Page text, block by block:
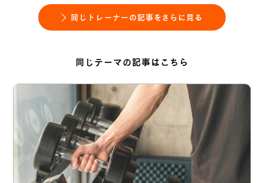
同じトレーナーの記事をさらに見る
同じテーマの記事はこちら